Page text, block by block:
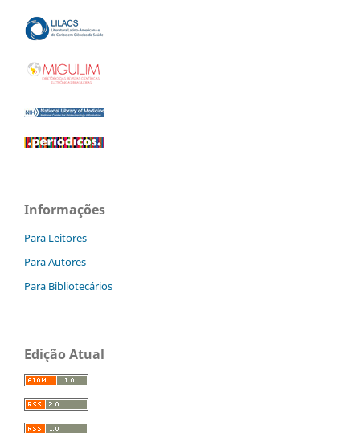
Informações
Para Leitores
Para Autores
Para Bibliotecários
Edição Atual